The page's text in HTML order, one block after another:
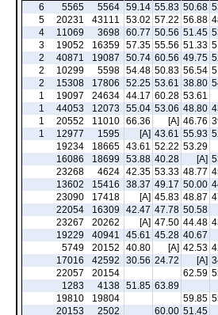
50.68
55.83
59.14
5564
5565
6
56.88
57.22
53.02
43111
20231
5
51.45
50.56
60.77
3698
11069
4
51.33
55.56
57.35
16359
19052
3
49.75
60.56
50.74
19087
40871
2
56.54
50.83
54.48
5598
10299
2
38.80
53.61
52.25
17806
15308
2
53.61
60.28
44.17
24634
19097
1
48.80
53.06
55.04
12073
44053
1
46.76
[A]
66.36
11010
20552
1
55.93
43.61
[A]
1595
12977
1
53.29
52.22
43.61
18665
19234
[A]
40.28
53.88
18699
16086
48.77
53.33
42.35
4624
23268
50.00
49.17
38.37
15416
13602
48.87
45.83
[A]
17418
23090
50.58
47.78
42.47
16309
22054
44.48
47.50
[A]
20262
23267
40.67
45.28
45.61
40941
19229
42.53
[A]
40.80
20152
5749
[A]
24.72
30.56
42592
17016
62.59
20154
22057
63.89
51.85
4138
1283
59.85
19804
19810
51.45
60.00
2502
20153